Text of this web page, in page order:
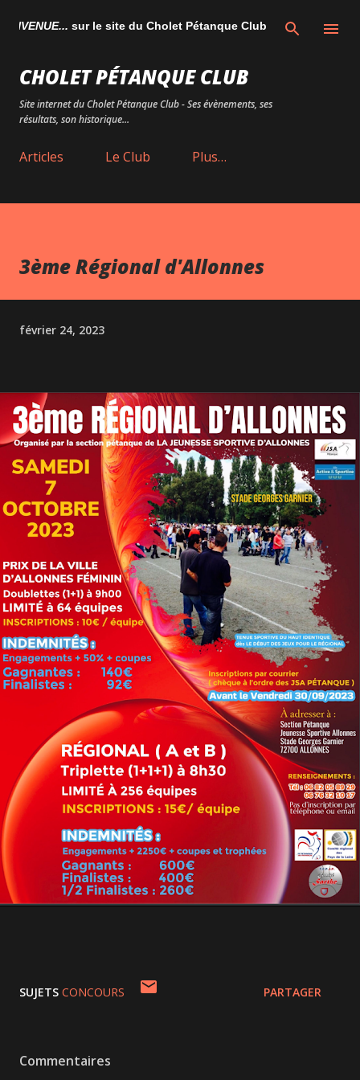
Accéder au contenu principal
sur le site du Cholet Pétanque Club
CHOLET PÉTANQUE CLUB
Site internet du Cholet Pétanque Club - Ses évènements, ses
résultats, son historique...
Articles Le Club Plus…
3ème Régional d'Allonnes
février 24, 2023
SUJETS CONCOURS PARTAGER
Commentaires